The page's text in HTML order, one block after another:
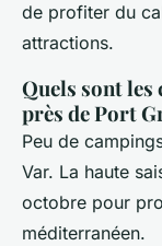
de profiter du
attractions.
Quels sont
près de Port
Peu de
Var. La haute
octobre pour
méditerranéen.